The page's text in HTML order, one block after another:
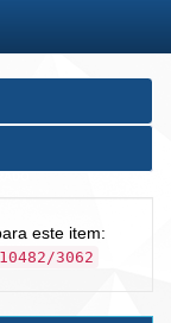
este item:
3062